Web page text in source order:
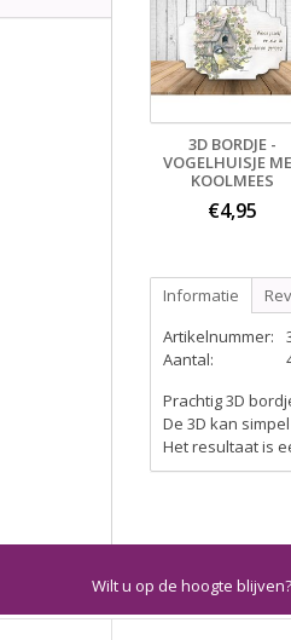
3D BORDJE -
VOGELHUISJE
KOOLMEES
€4,95
Informatie
Artikelnummer:
Aantal:
Prachtig 3D
De 3D kan
Het resultaat is
Wilt u op de hoogte